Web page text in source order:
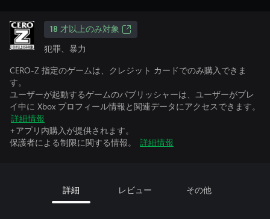
18 才以上のみ対象
犯罪、暴力
CERO-Z 指定のゲームは、クレジット カードでのみ購入できま
す。
ユーザーが起動するゲームのパブリッシャーは、ユーザーがプレ
イ中に Xbox プロフィール情報と関連データにアクセスできます。
詳細情報
+アプリ内購入が提供されます。
保護者による制限に関する情報。
詳細情報
詳細 レビュー その他